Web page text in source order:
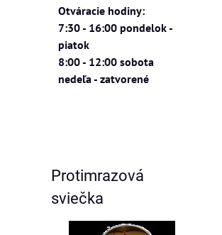
Otváracie hodiny:
7:30 - 16:00 pondelok -
piatok
8:00 - 12:00 sobota
nedeľa - zatvorené
Protimrazová
sviečka